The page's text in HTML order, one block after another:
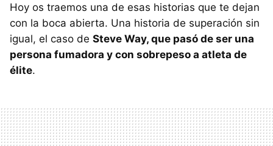
Hoy os traemos una de esas historias que te dejan
con la boca abierta. Una historia de superación sin
igual, el caso de Steve Way, que pasó de ser una
persona fumadora y con sobrepeso a atleta de
élite.